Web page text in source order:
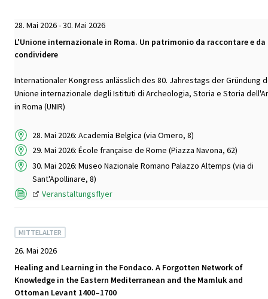
28. Mai 2026 - 30. Mai 2026
L'Unione internazionale in Roma. Un patrimonio da raccontare e da
condividere
Internationaler Kongress anlässlich des 80. Jahrestags der Gründung
Unione internazionale degli Istituti di Archeologia, Storia e Storia
in Roma (UNIR)
28. Mai 2026: Academia Belgica (via Omero, 8)
29. Mai 2026: École française de Rome (Piazza Navona, 62)
30. Mai 2026: Museo Nazionale Romano Palazzo Altemps (via di
Sant'Apollinare, 8)
Veranstaltungsflyer
MITTELALTER
26. Mai 2026
Healing and Learning in the Fondaco. A Forgotten Network of
Knowledge in the Eastern Mediterranean and the Mamluk and
Ottoman Levant 1400–1700